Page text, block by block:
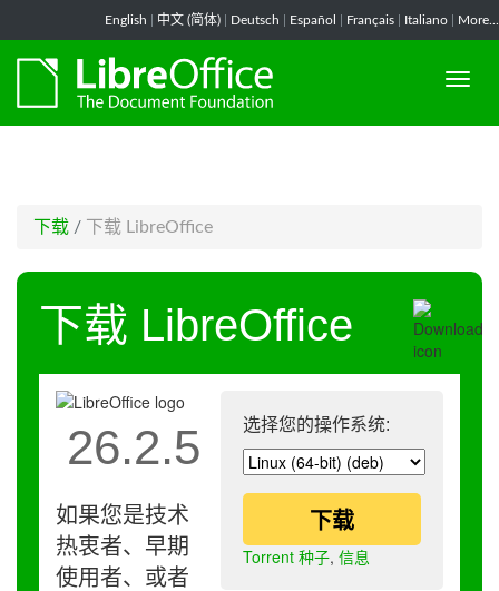
English 中文 (简体) Deutsch Español Français Italiano More...
下载 / 下载 LibreOffice
下载 LibreOffice
选择您的操作系统:
下载
Torrent 种子, 信息
26.2.5
如果您是技术
热衷者、早期
使用者、或者